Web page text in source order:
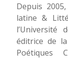
Depuis
latine &
l’Université
éditrice de
Poétiques